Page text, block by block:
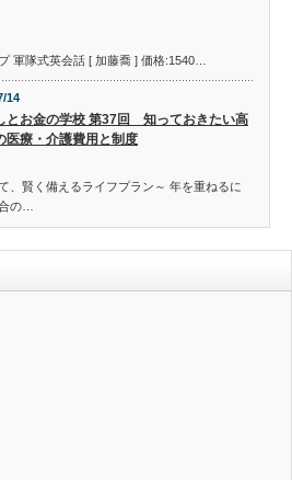
軍隊式英会話 [ 加藤喬 ] 価格:1540…
14
とお金の学校 第37回 知っておきたい高
医療・介護費用と制度
、賢く備えるライフプラン～ 年を重ねるに
の…